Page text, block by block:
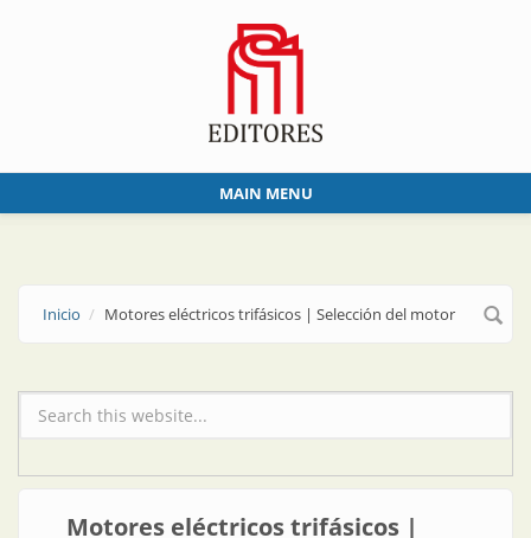
MAIN MENU
Inicio Motores eléctricos trifásicos | Selección del motor
Formulario de búsqueda
Motores eléctricos trifásicos |